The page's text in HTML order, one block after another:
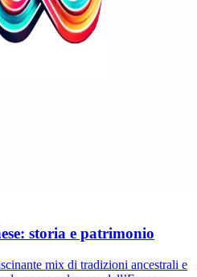
storia e patrimonio
mix di tradizioni ancestrali e